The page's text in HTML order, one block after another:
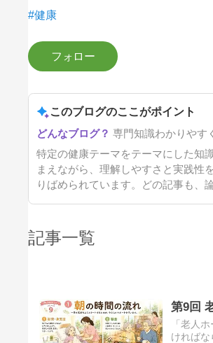
#健康
このブログのここがポイント
専門知識わかりやす
特定の健康テーマをテーマにした知
まえながら、理解しやすさと実践性
りばめられています。どの記事も、
記事一覧
第9回
「老人
ければな